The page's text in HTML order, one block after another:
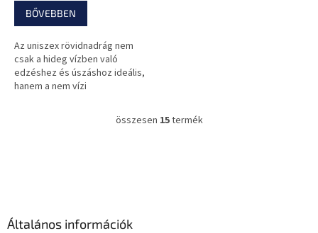
BŐVEBBEN
Az uniszex rövidnadrág nem
csak a hideg vízben való
edzéshez és úszáshoz ideális,
hanem a nem vízi
segít felgyorsítani a zsírégetést
L
összesen 15termék
Általános információk